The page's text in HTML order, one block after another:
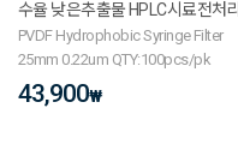
수율 낮은추출물 HPLC시료전처리
PVDF Hydrophobic Syringe Filter
25mm 0.22um QTY:100pcs/pk
43,900₩